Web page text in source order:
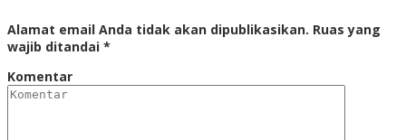
Alamat email Anda tidak akan dipublikasikan. Ruas yang
wajib ditandai *
Komentar